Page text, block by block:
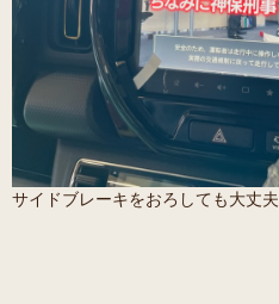
サイドブレーキをおろしても大丈夫